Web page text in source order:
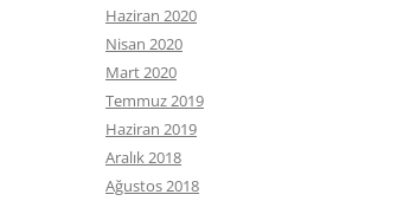
Haziran 2020
Nisan 2020
Mart 2020
Temmuz 2019
Haziran 2019
Aralık 2018
Ağustos 2018